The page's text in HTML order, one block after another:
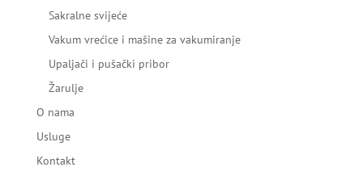
Sakralne svijeće
Vakum vrećice i mašine za vakumiranje
Upaljači i pušački pribor
Žarulje
O nama
Usluge
Kontakt